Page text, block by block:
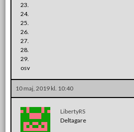
23.
24.
25.
26.
27.
28.
29.
osv
10 maj, 2019 kl. 10:40
LibertyRS
Deltagare